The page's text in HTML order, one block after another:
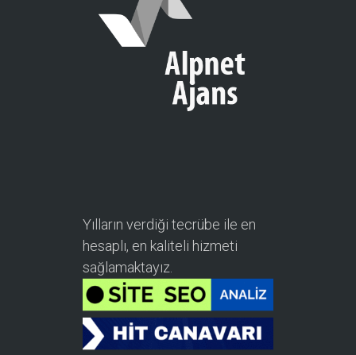
Yılların verdiği tecrübe ile en
hesaplı, en kaliteli hizmeti
sağlamaktayız.